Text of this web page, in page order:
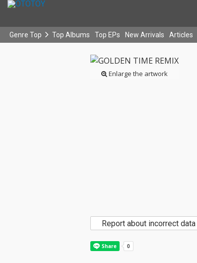
Genre Top Top Albums Top EPs New Arrivals Articles
Enlarge the artwork
Report about incorrect data